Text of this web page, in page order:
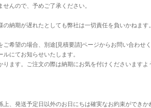
んので、予めご了承ください。
納期が遅れたとしても弊社は一切責任を負いかねます
希望の場合、別途[見積要請]ページからお問い合わせく
にてお知らせいたします。
ます。ご注文の際は納期にお気を付けくださいますよ
、発送予定日以外のお日にちは確実なお約束ができか